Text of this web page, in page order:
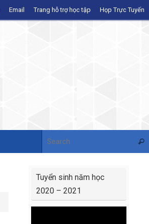
Email Trang hỗ trợ học tập Họp Trực Tuyến
Tuyển sinh năm học
2020 – 2021